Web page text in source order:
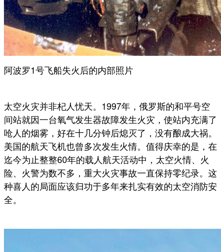
阿波罗1号飞船失火后的内部照片
太空火灾并非杞人忧天。1997年，俄罗斯的和平号空
间站就因一台氧气发生器故障发生火灾，使站内充满了
呛人的烟雾，好在十几分钟后熄灭了，没有酿成大祸。
美国的航天飞机也曾多次发生火情。值得庆幸的是，在
迄今为止整整60年的载人航天活动中，太空火情、火
险、火警为数不多，重大火灾事故一直保持零纪录。这
种喜人的局面应该归功于多年来扎实有效的太空消防安
全。